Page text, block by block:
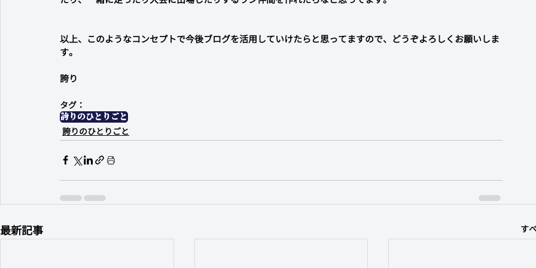
以上、このようなコンセプトで今後ブログを活用していけたらと思ってますので、どうぞよろしくお願いしま
す。
誇り
タグ：
誇りのひとりごと
誇りのひとりごと
最新記事 す